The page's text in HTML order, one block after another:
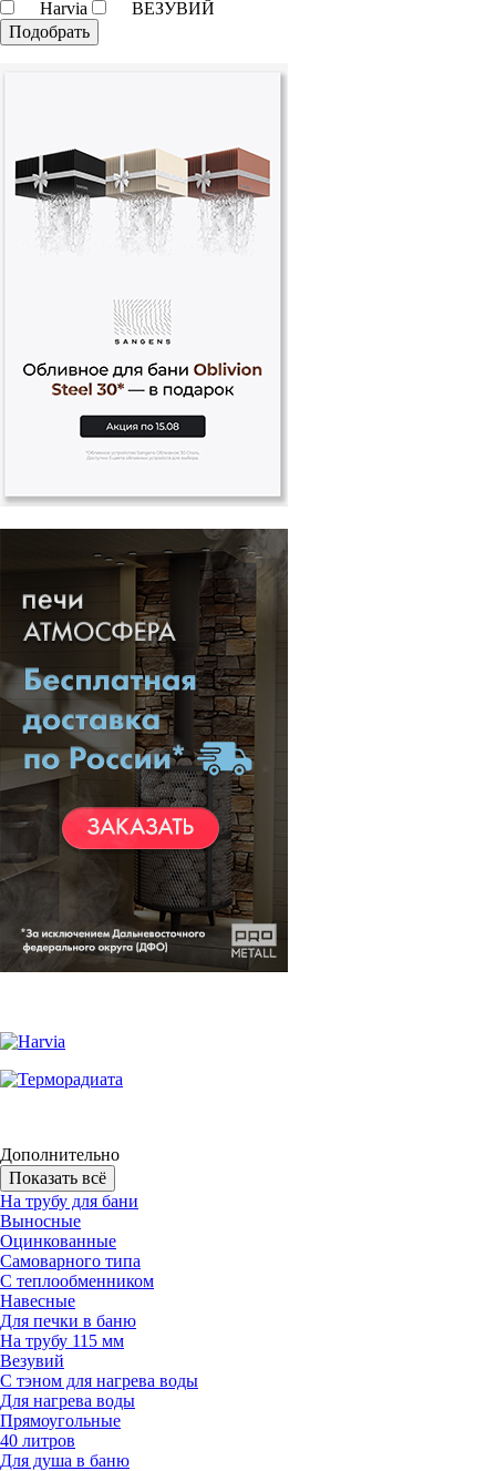
Harvia
ВЕЗУВИЙ
Подобрать
Дополнительно
Показать всё
На трубу для бани
Выносные
Оцинкованные
Самоварного типа
С теплообменником
Навесные
Для печки в баню
На трубу 115 мм
Везувий
С тэном для нагрева воды
Для нагрева воды
Прямоугольные
40 литров
Для душа в баню